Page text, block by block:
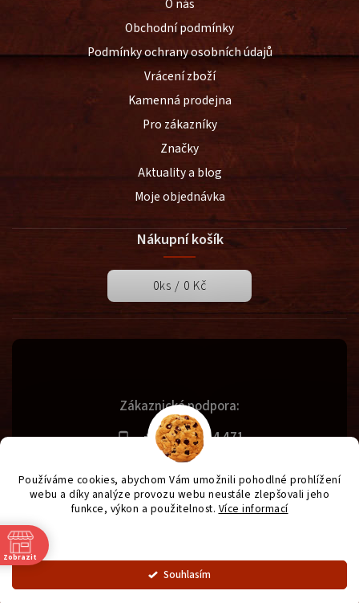
Používáme cookies, abychom Vám umožnili pohodlné prohlížení
webu a díky analýze provozu webu neustále zlepšovali jeho
funkce, výkon a použitelnost. Více informací
Souhlasím
OZNÁMENÍ - od 1.7. otevírací doba prodejny od 9 - 16:30.
Zákaznická podpora:
+420 731 614 471
info@svetgrilu.cz
O nás
Obchodní podmínky
Podmínky ochrany osobních údajů
Vrácení zboží
Kamenná prodejna
Pro zákazníky
Značky
Aktuality a blog
Moje objednávka
Nákupní košík
0ks / 0 Kč
Zobrazit